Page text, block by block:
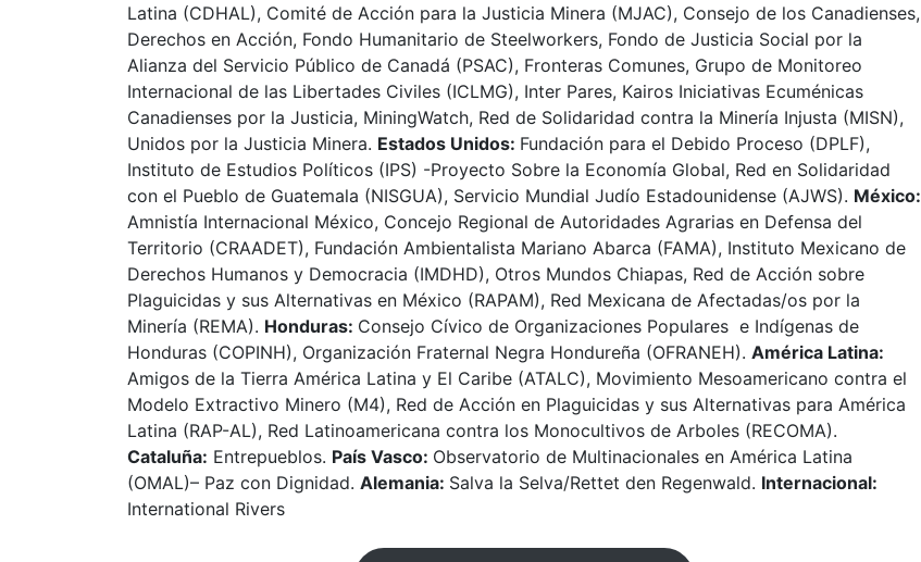
Latina (CDHAL), Comité de Acción para la Justicia Minera (MJAC), Consejo de los Canadienses,
Derechos en Acción, Fondo Humanitario de Steelworkers, Fondo de Justicia Social por la
Alianza del Servicio Público de Canadá (PSAC), Fronteras Comunes, Grupo de Monitoreo
Internacional de las Libertades Civiles (ICLMG), Inter Pares, Kairos Iniciativas Ecuménicas
Canadienses por la Justicia, MiningWatch, Red de Solidaridad contra la Minería Injusta (MISN),
Unidos por la Justicia Minera. Estados Unidos: Fundación para el Debido Proceso (DPLF),
Instituto de Estudios Políticos (IPS) -Proyecto Sobre la Economía Global, Red en Solidaridad
con el Pueblo de Guatemala (NISGUA), Servicio Mundial Judío Estadounidense (AJWS). México:
Amnistía Internacional México, Concejo Regional de Autoridades Agrarias en Defensa del
Territorio (CRAADET), Fundación Ambientalista Mariano Abarca (FAMA), Instituto Mexicano de
Derechos Humanos y Democracia (IMDHD), Otros Mundos Chiapas, Red de Acción sobre
Plaguicidas y sus Alternativas en México (RAPAM), Red Mexicana de Afectadas/os por la
Minería (REMA). Honduras: Consejo Cívico de Organizaciones Populares e Indígenas de
Honduras (COPINH), Organización Fraternal Negra Hondureña (OFRANEH). América Latina:
Amigos de la Tierra América Latina y El Caribe (ATALC), Movimiento Mesoamericano contra el
Modelo Extractivo Minero (M4), Red de Acción en Plaguicidas y sus Alternativas para América
Latina (RAP-AL), Red Latinoamericana contra los Monocultivos de Arboles (RECOMA).
Cataluña: Entrepueblos. País Vasco: Observatorio de Multinacionales en América Latina
(OMAL)– Paz con Dignidad. Alemania: Salva la Selva/Rettet den Regenwald. Internacional:
International Rivers